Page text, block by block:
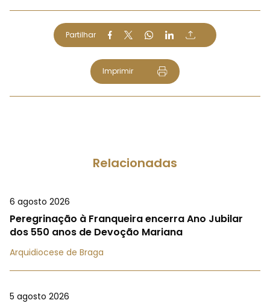
Partilhar
Imprimir
Relacionadas
6 agosto 2026
Peregrinação à Franqueira encerra Ano Jubilar
dos 550 anos de Devoção Mariana
Arquidiocese de Braga
5 agosto 2026